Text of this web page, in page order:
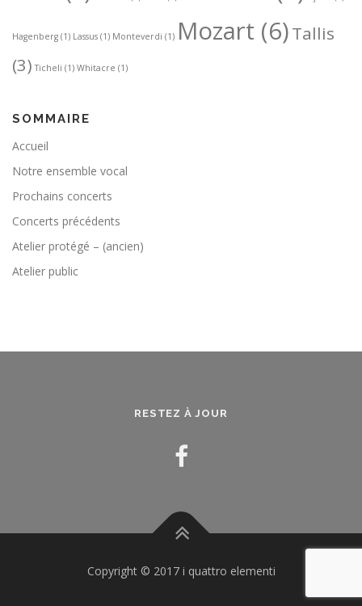
Hagenberg (1) Lassus (1) Monteverdi (1) Mozart (6)Tallis
(3) Ticheli (1) Whitacre (1)
SOMMAIRE
Accueil
Notre ensemble vocal
Prochains concerts
Concerts précédents
Atelier protégé – (ancien)
Atelier public
RESTEZ À JOUR
Copyright © 2017 i quattro elementi